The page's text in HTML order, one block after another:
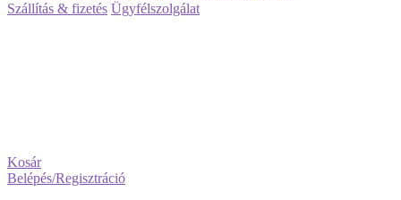
Szállítás & fizetés Ügyfélszolgálat
Kosár
Belépés/Regisztráció